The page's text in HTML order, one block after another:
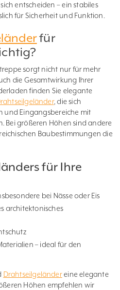
entscheiden – ein stabiles
für Sicherheit und Funktion.
für
sorgt nicht nur für mehr
die Gesamtwirkung Ihrer
finden Sie elegante
, die sich
und Eingangsbereiche mit
Bei größeren Höhen sind andere
Baubestimmungen die
für Ihre
bei Nässe oder Eis
architektonisches
– ideal für den
Drahtseilgeländereine elegante
Höhen empfehlen wir